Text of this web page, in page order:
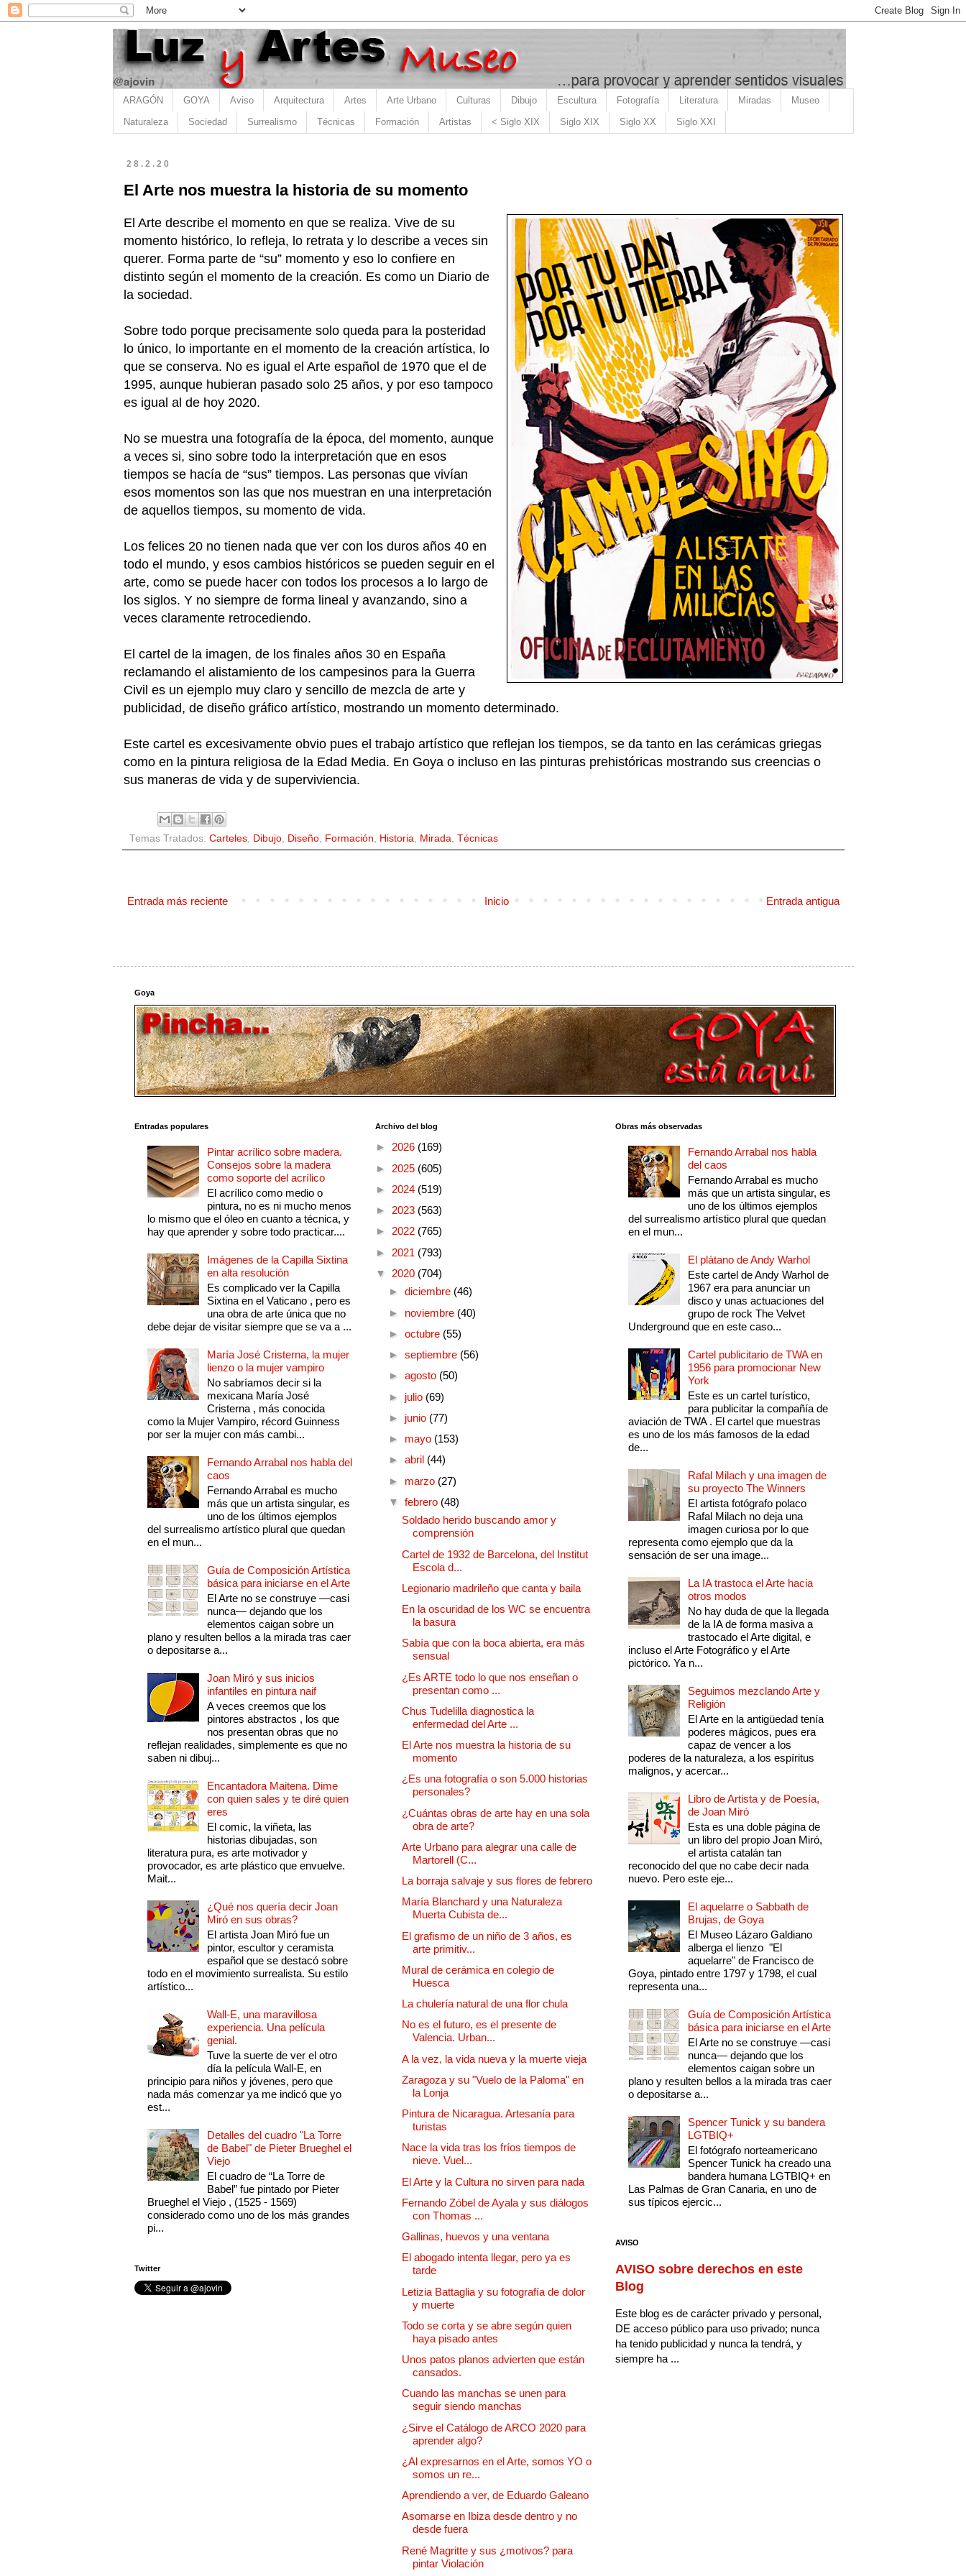
ARAGÓN GOYA Aviso Arquitectura Artes Arte Urbano Culturas Dibujo Escultura Fotografía Literatura Miradas Museo
Naturaleza Sociedad Surrealismo Técnicas Formación Artistas < Siglo XIX Siglo XIX Siglo XX Siglo XXI
28.2.20
El Arte nos muestra la historia de su momento
El Arte describe el momento en que se realiza. Vive de su
momento histórico, lo refleja, lo retrata y lo describe a veces sin
querer. Forma parte de “su” momento y eso lo confiere en
distinto según el momento de la creación. Es como un Diario de
la sociedad.
Sobre todo porque precisamente solo queda para la posteridad
lo único, lo importante en el momento de la creación artística, lo
que se conserva. No es igual el Arte español de 1970 que el de
1995, aunque hubieran pasado solo 25 años, y por eso tampoco
es igual al de hoy 2020.
No se muestra una fotografía de la época, del momento, aunque
a veces si, sino sobre todo la interpretación que en esos
tiempos se hacía de “sus” tiempos. Las personas que vivían
esos momentos son las que nos muestran en una interpretación
de aquellos tiempos, su momento de vida.
Los felices 20 no tienen nada que ver con los duros años 40 en
todo el mundo, y esos cambios históricos se pueden seguir en el
arte, como se puede hacer con todos los procesos a lo largo de
los siglos. Y no siempre de forma lineal y avanzando, sino a
veces claramente retrocediendo.
El cartel de la imagen, de los finales años 30 en España
reclamando el alistamiento de los campesinos para la Guerra
Civil es un ejemplo muy claro y sencillo de mezcla de arte y
publicidad, de diseño gráfico artístico, mostrando un momento determinado.
Este cartel es excesivamente obvio pues el trabajo artístico que reflejan los tiempos, se da tanto en las cerámicas griegas
como en la pintura religiosa de la Edad Media. En Goya o incluso en las pinturas prehistóricas mostrando sus creencias o
sus maneras de vida y de superviviencia.
Temas Tratados: Carteles, Dibujo, Diseño, Formación Historia Mirada Técnicas
Entrada más reciente Entrada antigua
Inicio
Goya
Entradas populares
Pintar acrílico sobre madera.
Consejos sobre la madera
como soporte del acrílico
El acrílico como medio o
pintura, no es ni mucho menos
lo mismo que el óleo en cuanto a técnica, y
hay que aprender y sobre todo practicar....
Imágenes de la Capilla Sixtina
en alta resolución
Es complicado ver la Capilla
Sixtina en el Vaticano , pero es
una obra de arte única que no
debe dejar de visitar siempre que se va a ...
María José Cristerna, la mujer
lienzo o la mujer vampiro
No sabríamos decir si la
mexicana María José
Cristerna , más conocida
como la Mujer Vampiro, récord Guinness
por ser la mujer con más cambi...
Fernando Arrabal nos habla del
caos
Fernando Arrabal es mucho
más que un artista singular, es
uno de los últimos ejemplos
del surrealismo artístico plural que quedan
en el mun...
Guía de Composición Artística
básica para iniciarse en el Arte
El Arte no se construye —casi
nunca— dejando que los
elementos caigan sobre un
plano y resulten bellos a la mirada tras caer
o depositarse a...
Joan Miró y sus inicios
infantiles en pintura naif
A veces creemos que los
pintores abstractos , los que
nos presentan obras que no
reflejan realidades, simplemente es que no
saben ni dibuj...
Encantadora Maitena. Dime
con quien sales y te diré quien
eres
El comic, la viñeta, las
historias dibujadas, son
literatura pura, es arte motivador y
provocador, es arte plástico que envuelve.
Mait...
¿Qué nos quería decir Joan
Miró en sus obras?
El artista Joan Miró fue un
pintor, escultor y ceramista
español que se destacó sobre
todo en el movimiento surrealista. Su estilo
artístico...
Wall-E, una maravillosa
experiencia. Una película
genial.
Tuve la suerte de ver el otro
día la película Wall-E, en
principio para niños y jóvenes, pero que
nada más comenzar ya me indicó que yo
est...
Detalles del cuadro "La Torre
de Babel" de Pieter Brueghel el
Viejo
El cuadro de “La Torre de
Babel” fue pintado por Pieter
Brueghel el Viejo , (1525 - 1569)
considerado como uno de los más grandes
pi...
Twitter
Archivo del blog
► 2026 (169)
► 2025 (605)
► 2024 (519)
► 2023 (563)
► 2022 (765)
► 2021 (793)
▼ 2020 (704)
► diciembre (46)
► noviembre (40)
► octubre (55)
► septiembre (56)
► agosto (50)
► julio (69)
► junio (77)
► mayo (153)
► abril (44)
► marzo (27)
▼ febrero (48)
Soldado herido buscando amor y
comprensión
Cartel de 1932 de Barcelona, del Institut
Escola d...
Legionario madrileño que canta y baila
En la oscuridad de los WC se encuentra
la basura
Sabía que con la boca abierta, era más
sensual
¿Es ARTE todo lo que nos enseñan o
presentan como ...
Chus Tudelilla diagnostica la
enfermedad del Arte ...
El Arte nos muestra la historia de su
momento
¿Es una fotografía o son 5.000 historias
personales?
¿Cuántas obras de arte hay en una sola
obra de arte?
Arte Urbano para alegrar una calle de
Martorell (C...
La borraja salvaje y sus flores de febrero
María Blanchard y una Naturaleza
Muerta Cubista de...
El grafismo de un niño de 3 años, es
arte primitiv...
Mural de cerámica en colegio de
Huesca
La chulería natural de una flor chula
No es el futuro, es el presente de
Valencia. Urban...
A la vez, la vida nueva y la muerte vieja
Zaragoza y su "Vuelo de la Paloma" en
la Lonja
Pintura de Nicaragua. Artesanía para
turistas
Nace la vida tras los fríos tiempos de
nieve. Vuel...
El Arte y la Cultura no sirven para nada
Fernando Zóbel de Ayala y sus diálogos
con Thomas ...
Gallinas, huevos y una ventana
El abogado intenta llegar, pero ya es
tarde
Letizia Battaglia y su fotografía de dolor
y muerte
Todo se corta y se abre según quien
haya pisado antes
Unos patos planos advierten que están
cansados.
Cuando las manchas se unen para
seguir siendo manchas
¿Sirve el Catálogo de ARCO 2020 para
aprender algo?
¿Al expresarnos en el Arte, somos YO o
somos un re...
Aprendiendo a ver, de Eduardo Galeano
Asomarse en Ibiza desde dentro y no
desde fuera
René Magritte y sus ¿motivos? para
pintar Violación
Obras más observadas
Fernando Arrabal nos habla
del caos
Fernando Arrabal es mucho
más que un artista singular, es
uno de los últimos ejemplos
del surrealismo artístico plural que quedan
en el mun...
El plátano de Andy Warhol
Este cartel de Andy Warhol de
1967 era para anunciar un
disco y unas actuaciones del
grupo de rock The Velvet
Underground que en este caso...
Cartel publicitario de TWA en
1956 para promocionar New
York
Este es un cartel turístico,
para publicitar la compañía de
aviación de TWA . El cartel que muestras
es uno de los más famosos de la edad
de...
Rafal Milach y una imagen de
su proyecto The Winners
El artista fotógrafo polaco
Rafal Milach no deja una
imagen curiosa por lo que
representa como ejemplo que da la
sensación de ser una image...
La IA trastoca el Arte hacia
otros modos
No hay duda de que la llegada
de la IA de forma masiva a
trastocado el Arte digital, e
incluso el Arte Fotográfico y el Arte
pictórico. Ya n...
Seguimos mezclando Arte y
Religión
El Arte en la antigüedad tenía
poderes mágicos, pues era
capaz de vencer a los
poderes de la naturaleza, a los espíritus
malignos, y acercar...
Libro de Artista y de Poesía,
de Joan Miró
Esta es una doble página de
un libro del propio Joan Miró,
el artista catalán tan
reconocido del que no cabe decir nada
nuevo. Pero este eje...
El aquelarre o Sabbath de
Brujas, de Goya
El Museo Lázaro Galdiano
alberga el lienzo "El
aquelarre" de Francisco de
Goya, pintado entre 1797 y 1798, el cual
representa una...
Guía de Composición Artística
básica para iniciarse en el Arte
El Arte no se construye —casi
nunca— dejando que los
elementos caigan sobre un
plano y resulten bellos a la mirada tras caer
o depositarse a...
Spencer Tunick y su bandera
LGTBIQ+
El fotógrafo norteamericano
Spencer Tunick ha creado una
bandera humana LGTBIQ+ en
Las Palmas de Gran Canaria, en uno de
sus típicos ejercic...
AVISO
AVISO sobre derechos en este
Blog
Este blog es de carácter privado y personal,
DE acceso público para uso privado; nunca
ha tenido publicidad y nunca la tendrá, y
siempre ha ...